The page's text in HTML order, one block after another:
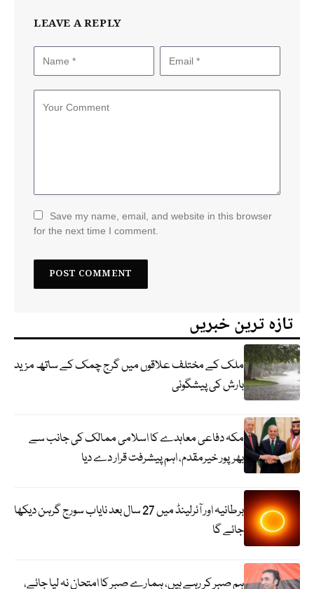
LEAVE A REPLY
Save my name, email, and website in this browser
for the next time I comment.
تازہ ترین خبریں
ملک کے مختلف علاقوں میں گرج چمک کے ساتھ مزید
بارش کی پیشگوئی
مکہ دفاعی معاہدے کا اسلامی ممالک کی جانب سے
بھرپور خیرمقدم، اہم پیشرفت قرار دے دیا
برطانیہ اور آئرلینڈ میں 27 سال بعد نایاب سورج گرہن دیکھا
جائے گا
ہم صبر کر رہے ہیں، ہمارے صبر کا امتحان نہ لیا جائے،